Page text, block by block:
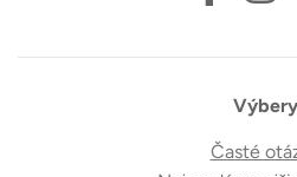
Výbery
Časté